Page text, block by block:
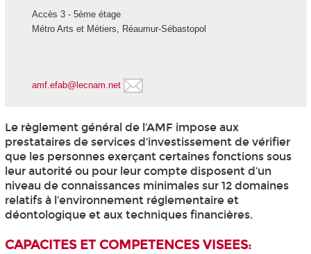
Accès 3 - 5èmeétage
Métro Arts et Métiers, Réaumur-Sébastopol
amf.efab@lecnam.net
Le règlement général de l’AMF impose aux
prestataires de services d’investissement de vérifier
que les personnes exerçant certaines fonctions sous
leur autorité ou pour leur compte disposent d’un
niveau de connaissances minimales sur 12 domaines
relatifs à l’environnement réglementaire et
déontologique et aux techniques financières.
CAPACITES ET COMPETENCES VISEES: